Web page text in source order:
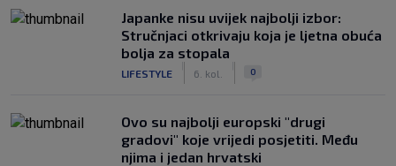
Japanke nisu uvijek najbolji izbor:
Stručnjaci otkrivaju koja je ljetna obuća
bolja za stopala
LIFESTYLE 6. kol. 0
Ovo su najbolji europski "drugi
gradovi" koje vrijedi posjetiti. Među
njima i jedan hrvatski